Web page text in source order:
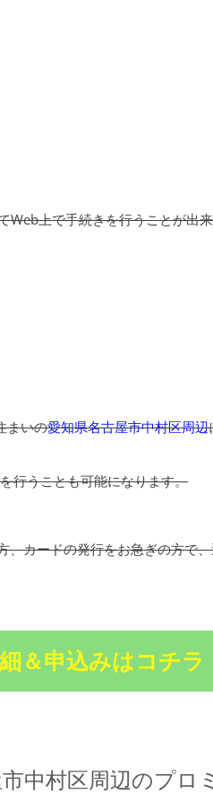
上で手続きを行うことが出
まいの愛知県名古屋市中村区周辺
行うことも可能になります。
カードの発行をお急ぎの方で
＆申込みはコチラ
中村区周辺のプロ